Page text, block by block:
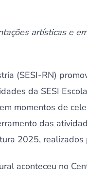
artísticas e
(SESI-RN)
da SESI
momentos de
das
2025,
aconteceu no